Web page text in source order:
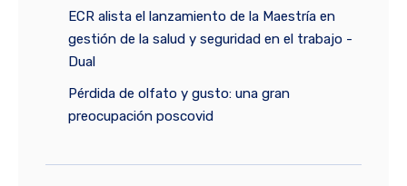
ECR alista el lanzamiento de la Maestría en
gestión de la salud y seguridad en el trabajo -
Dual
Pérdida de olfato y gusto: una gran
preocupación poscovid